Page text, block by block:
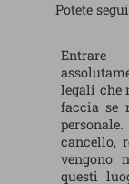
Potete
legali che
faccia se
cancello,
vengono
questi